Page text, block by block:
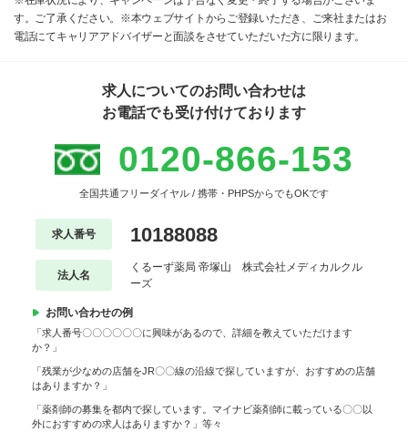
す。ご了承ください。※本ウェブサイトからご登録いただき、ご来社またはお
電話にてキャリアアドバイザーと面談をさせていただいた方に限ります。
求人についてのお問い合わせは
お電話でも受け付けております
0120-866-153
全国共通フリーダイヤル / 携帯・PHPSからでもOKです
求人番号 10188088
法人名
くるーず薬局 帝塚山 株式会社メディカルクル
ーズ
お問い合わせの例
「求人番号〇〇〇〇〇〇に興味があるので、詳細を教えていただけます
か？」
「残業が少なめの店舗をJR〇〇線の沿線で探していますが、おすすめの店舗
はありますか？」
「薬剤師の募集を都内で探しています。マイナビ薬剤師に載っている〇〇以
外におすすめの求人はありますか？」等々